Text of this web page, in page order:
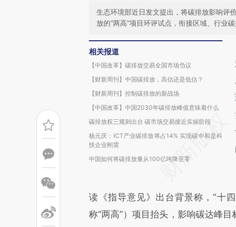
生态环境部近日发文提出，将碳排放影响评
放的“两高”项目环评试点，衔接区域、行业
相关报道
【中国改革】碳排放交易全国市场刍议
【财新周刊】中国碳排放，高估还是低估？
【财新周刊】控制碳排放的新战场
【中国改革】中国2030年碳排放峰值意味着什么
碳排放权三规则出台 碳市场交易接近实操阶段
杨元庆：ICT产业碳排放将占14% 实现碳中和是科
技企业刚需
中国如何将碳排放量从100亿吨降至零
读《指导意见》出台背景称，“十
称“两高”）项目抬头，影响碳达峰